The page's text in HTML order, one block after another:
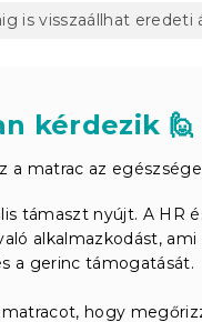
is visszaállhat eredeti
kérdezik 🙋
a matrac az
támaszt nyújt. A HR
alkalmazkodást,
a gerinc támogatását.
hogy